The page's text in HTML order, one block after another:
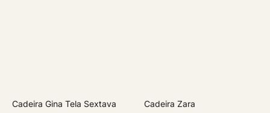
Cadeira Gina Tela Sextava Cadeira Zara